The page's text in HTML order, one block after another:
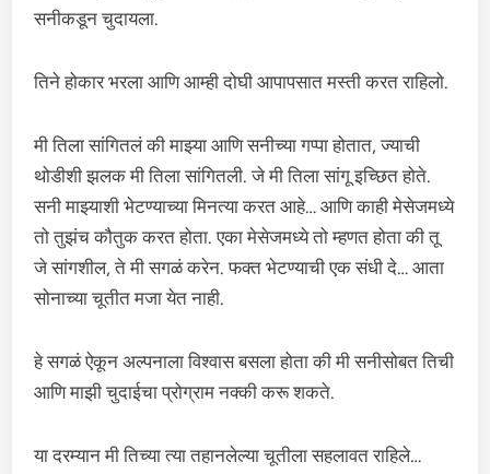
सनीकडून चुदायला.
तिने होकार भरला आणि आम्ही दोघी आपापसात मस्ती करत राहिलो.
मी तिला सांगितलं की माझ्या आणि सनीच्या गप्पा होतात, ज्याची
थोडीशी झलक मी तिला सांगितली. जे मी तिला सांगू इच्छित होते.
सनी माझ्याशी भेटण्याच्या मिनत्या करत आहे… आणि काही मेसेजमध्ये
तो तुझंच कौतुक करत होता. एका मेसेजमध्ये तो म्हणत होता की तू
जे सांगशील, ते मी सगळं करेन. फक्त भेटण्याची एक संधी दे… आता
सोनाच्या चूतीत मजा येत नाही.
हे सगळं ऐकून अल्पनाला विश्वास बसला होता की मी सनीसोबत तिची
आणि माझी चुदाईचा प्रोग्राम नक्की करू शकते.
या दरम्यान मी तिच्या त्या तहानलेल्या चूतीला सहलावत राहिले…